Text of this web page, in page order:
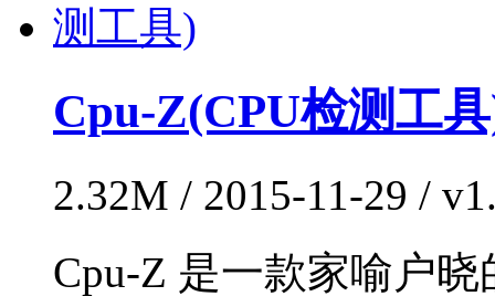
Cpu-Z(CPU检测工
2.32M / 2015-11-29 /
Cpu-Z 是一款家喻户